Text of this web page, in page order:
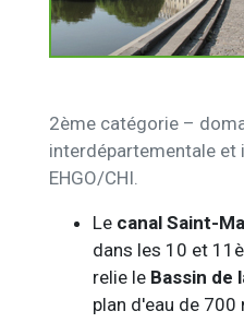
2ème catégorie –
interdépartementale et
EHGO/CHI.
Le canal Saint-
dans les 10 et
relie le Bassin de
plan d'eau de